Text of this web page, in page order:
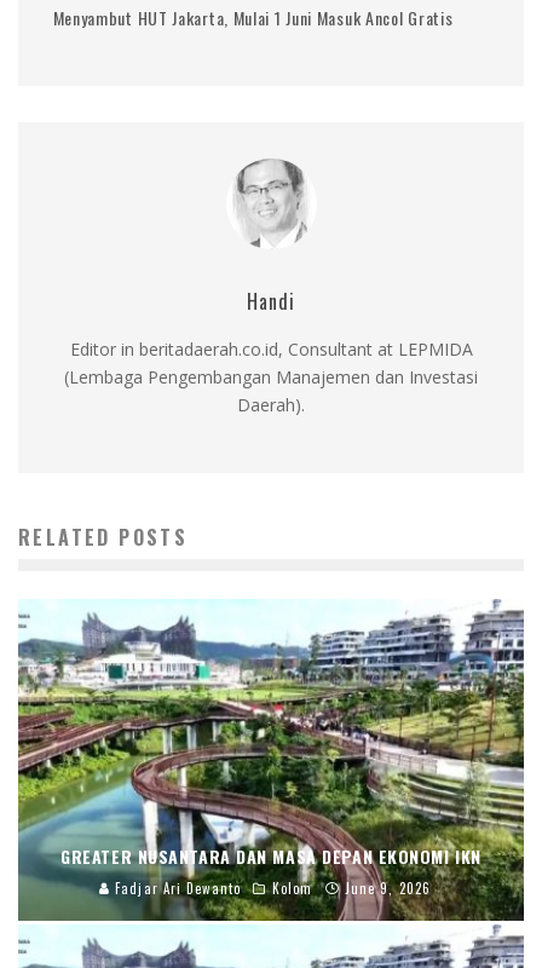
Menyambut HUT Jakarta, Mulai 1 Juni Masuk Ancol Gratis
Handi
Editor in beritadaerah.co.id, Consultant at LEPMIDA
(Lembaga Pengembangan Manajemen dan Investasi
Daerah).
RELATED POSTS
GREATER NUSANTARA DAN MASA DEPAN EKONOMI IKN
Fadjar Ari Dewanto Kolom June 9, 2026